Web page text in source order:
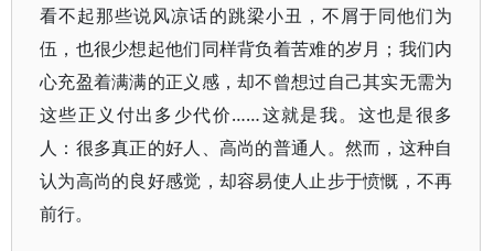
看不起那些说风凉话的跳梁小丑，不屑于同他们为
伍，也很少想起他们同样背负着苦难的岁月；我们内
心充盈着满满的正义感，却不曾想过自己其实无需为
这些正义付出多少代价……这就是我。这也是很多
人：很多真正的好人、高尚的普通人。然而，这种自
认为高尚的良好感觉，却容易使人止步于愤慨，不再
前行。